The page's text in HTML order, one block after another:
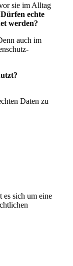
sie im Alltag
Dürfen echte
werden?
auch im
Daten zu
es sich um eine